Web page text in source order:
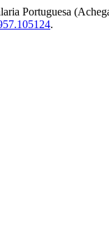
Portuguesa
.